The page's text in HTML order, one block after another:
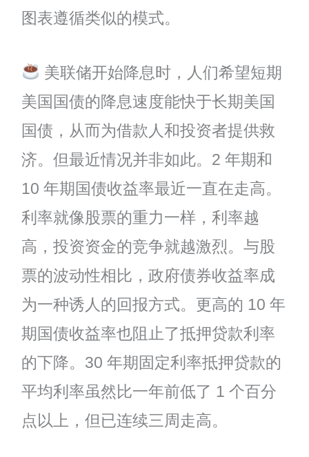
图表遵循类似的模式。
美联储开始降息时，人们希望短期
美国国债的降息速度能快于长期美国
国债，从而为借款人和投资者提供救
济。但最近情况并非如此。2 年期和
10 年期国债收益率最近一直在走高。
利率就像股票的重力一样，利率越
高，投资资金的竞争就越激烈。与股
票的波动性相比，政府债券收益率成
为一种诱人的回报方式。更高的 10 年
期国债收益率也阻止了抵押贷款利率
的下降。30 年期固定利率抵押贷款的
平均利率虽然比一年前低了 1 个百分
点以上，但已连续三周走高。